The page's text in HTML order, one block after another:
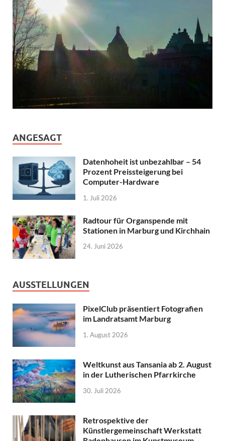
ANGESAGT
Datenhoheit ist unbezahlbar – 54
Prozent Preissteigerung bei
Computer-Hardware
1. Juli 2026
Radtour für Organspende mit
Stationen in Marburg und Kirchhain
24. Juni 2026
AUSSTELLUNGEN
PixelClub präsentiert Fotografien
im Landratsamt Marburg
1. August 2026
Weltkunst aus Tansania ab 2. August
in der Lutherischen Pfarrkirche
30. Juli 2026
Retrospektive der
Künstlergemeinschaft Werkstatt